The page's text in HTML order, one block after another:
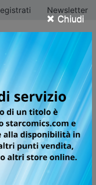
× Chiudi
Newsletter
CHE SI
E
studia l'arte della
un
famigerate spade